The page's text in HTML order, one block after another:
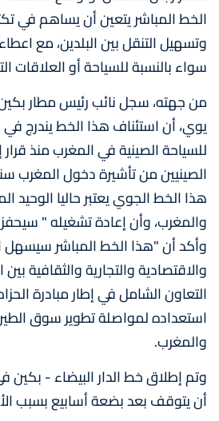
الخط المباشر يتعين أن يساهم في
وتسهيل التنقل بين البلدين، مع
سواء بالنسبة للسياحة أو العلاقات
من جهته، سجل نائب رئيس مطار
يوي، أن استئناف هذا الخط يندرج في
للسياحة الصينية في المغرب منذ
هذا الخط الجوي يعتبر حاليا الوحيد
والمغرب، وأن إعادة تشغيله "
وأكد أن "هذا الخط المباشر سيسهل
والاقتصادية والتجارية والثقافية بين
التعاون الشامل في إطار مبادرة
استعداده لمواصلة تطوير سوق
والمغرب.
أن يتوقف بعد بضعة أسابيع بسبب